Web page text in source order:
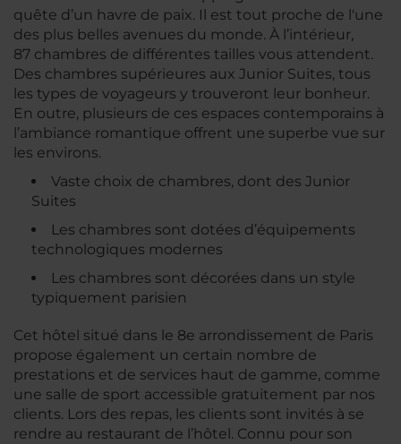
quête d’un havre de paix. Il est tout proche de l'une
des plus belles avenues du monde. À l’intérieur,
87 chambres de différentes tailles vous attendent.
Des chambres supérieures aux Junior Suites, tous
les types de voyageurs y trouveront leur bonheur.
En outre, plusieurs de ces espaces contemporains à
l’ambiance romantique offrent une superbe vue sur
les environs.
Vaste choix de chambres, dont des Junior
Suites
Les chambres sont dotées d’équipements
technologiques modernes
Les chambres sont décorées dans un style
typiquement parisien
Cet hôtel situé dans le 8e arrondissement de Paris
propose également un certain nombre de
prestations et de services haut de gamme, comme
une salle de sport accessible gratuitement par nos
clients. Lors des repas, les clients sont invités à se
rendre au restaurant de l’hôtel. Connu pour son